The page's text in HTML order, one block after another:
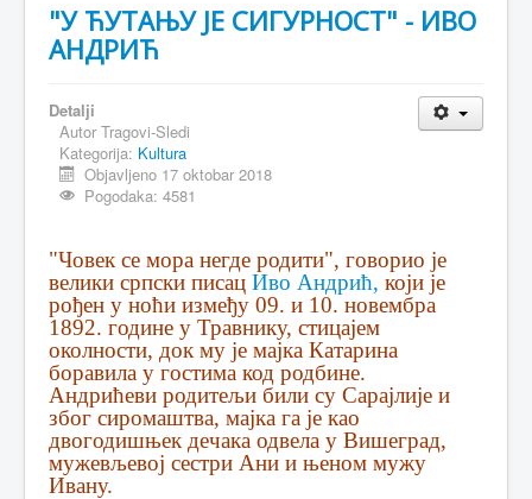
"У ЋУТАЊУ ЈЕ СИГУРНОСТ" - ИВО
АНДРИЋ
Detalji
Autor Tragovi-Sledi
Kategorija: Kultura
Objavljeno 17 oktobar 2018
Pogodaka: 4581
"Човек се мора негде родити", говорио је
велики српски писац Иво Андрић, који је
рођен у ноћи између 09. и 10. новембра
1892. године у Травнику, стицајем
околности, док му је мајка Катарина
боравила у гостима код родбине.
Андрићеви родитељи били су Сарајлије и
због сиромаштва, мајка га је као
двогодишњек дечака одвела у Вишеград,
мужевљевој сестри Ани и њеном мужу
Ивану.